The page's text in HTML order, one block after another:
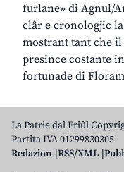
furlane» di Agnul/
clâr e cronologjic
mostrant tant che
presince costante
fortunade di
La Patrie dal Friûl
Partita IVA 01299830305
Redazion RSS/XML